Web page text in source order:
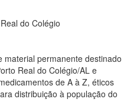
do Colégio
material permanente destinado
Real do Colégio/AL e
de A à Z, éticos
distribuição à população do